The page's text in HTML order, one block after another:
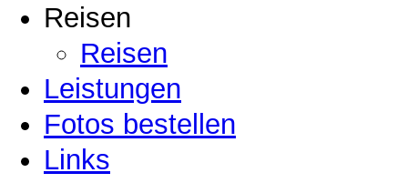
Reisen
Reisen
Leistungen
Fotos bestellen
Links